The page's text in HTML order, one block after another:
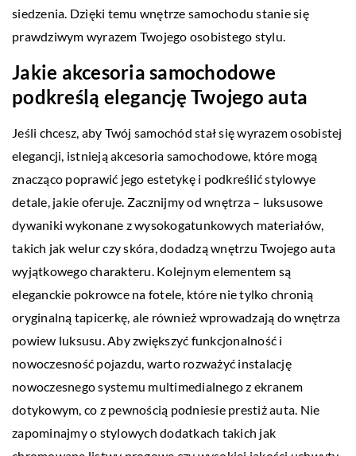
siedzenia. Dzięki temu wnętrze samochodu stanie się
prawdziwym wyrazem Twojego osobistego stylu.
Jakie akcesoria samochodowe
podkreślą elegancję Twojego auta
Jeśli chcesz, aby Twój samochód stał się wyrazem osobistej
elegancji, istnieją akcesoria samochodowe, które mogą
znacząco poprawić jego estetykę i podkreślić stylowye
detale, jakie oferuje. Zacznijmy od wnętrza – luksusowe
dywaniki wykonane z wysokogatunkowych materiałów,
takich jak welur czy skóra, dodadzą wnętrzu Twojego auta
wyjątkowego charakteru. Kolejnym elementem są
eleganckie pokrowce na fotele, które nie tylko chronią
oryginalną tapicerkę, ale również wprowadzają do wnętrza
powiew luksusu. Aby zwiększyć funkcjonalność i
nowoczesność pojazdu, warto rozważyć instalację
nowoczesnego systemu multimedialnego z ekranem
dotykowym, co z pewnością podniesie prestiż auta. Nie
zapominajmy o stylowych dodatkach takich jak